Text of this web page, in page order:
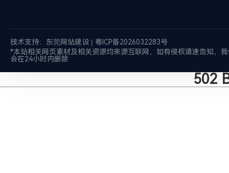
技术支持： 东莞网站建设| 粤ICP备2026032283号
*本站相关网页素材及相关资源均来源互联网，如有侵权请速告知，
会在24小时内删除
502